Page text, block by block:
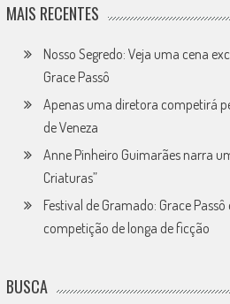
MAIS RECENTES
Nosso Segredo: Veja uma cena
Grace Passô
Apenas uma diretora competirá
de Veneza
Anne Pinheiro Guimarães narra
Criaturas”
Festival de Gramado: Grace
competição de longa de ficção
BUSCA